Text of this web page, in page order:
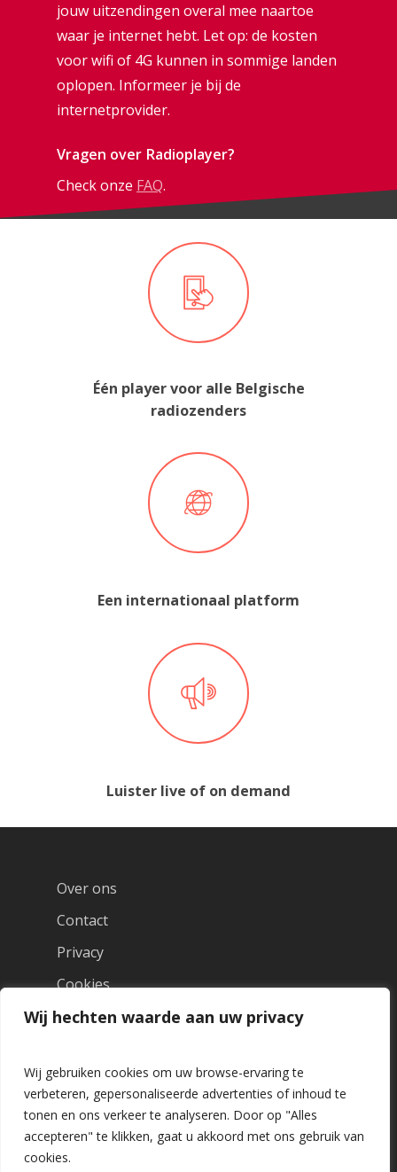
Wij hechten waarde aan uw privacy
Wij gebruiken cookies om uw browse-ervaring te
verbeteren, gepersonaliseerde advertenties of inhoud te
tonen en ons verkeer te analyseren. Door op "Alles
accepteren" te klikken, gaat u akkoord met ons gebruik van
cookies.
jouw uitzendingen overal mee naartoe
waar je internet hebt. Let op: de kosten
voor wifi of 4G kunnen in sommige landen
oplopen. Informeer je bij de
internetprovider.
Vragen over Radioplayer?
Check onze FAQ.
Één player voor alle Belgische
radiozenders
Een internationaal platform
Luister live of on demand
Over ons
Contact
Privacy
Cookies